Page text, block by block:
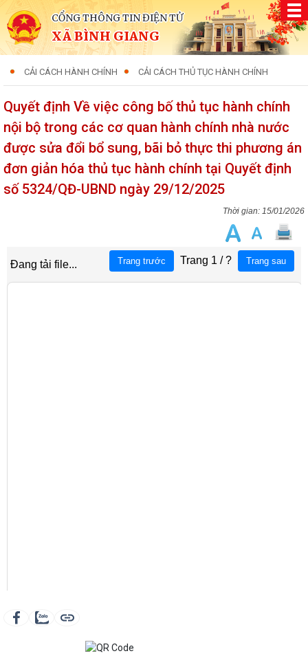
CỔNG THÔNG TIN ĐIỆN TỬ
XÃ BÌNH GIANG
CẢI CÁCH HÀNH CHÍNH CẢI CÁCH THỦ TỤC HÀNH CHÍNH
Quyết định Về việc công bố thủ tục hành chính
nội bộ trong các cơ quan hành chính nhà nước
được sửa đổi bổ sung, bãi bỏ thực thi phương án
đơn giản hóa thủ tục hành chính tại Quyết định
số 5324/QĐ-UBND ngày 29/12/2025
15/01/2026